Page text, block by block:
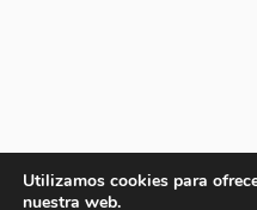
Utilizamos cookies para
nuestra web.